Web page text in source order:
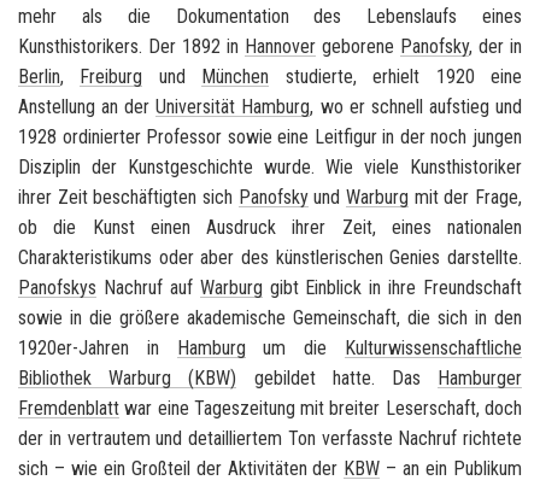
mehr als die Dokumentation des Lebenslaufs eines
Kunsthistorikers. Der 1892 in Hannover geborene Panofsky, der in
Berlin, Freiburg und München studierte, erhielt 1920 eine
Anstellung an derUniversität Hamburg, wo er schnell aufstieg und
1928 ordinierter Professor sowie eine Leitfigur in der noch jungen
Disziplin der Kunstgeschichte wurde. Wie viele Kunsthistoriker
ihrer Zeit beschäftigten sich PanofskyundWarburg mit der Frage,
ob die Kunst einen Ausdruck ihrer Zeit, eines nationalen
Charakteristikums oder aber des künstlerischen Genies darstellte.
Panofskys Nachruf auf Warburg gibt Einblick in ihre Freundschaft
sowie in die größere akademische Gemeinschaft, die sich in den
1920er-Jahren in Hamburg um die Kulturwissenschaftliche
Bibliothek Warburg (KBW) gebildet hatte. Das Hamburger
Fremdenblatt war eine Tageszeitung mit breiter Leserschaft, doch
der in vertrautem und detailliertem Ton verfasste Nachruf richtete
sich – wie ein Großteil der Aktivitäten der KBW – an ein Publikum